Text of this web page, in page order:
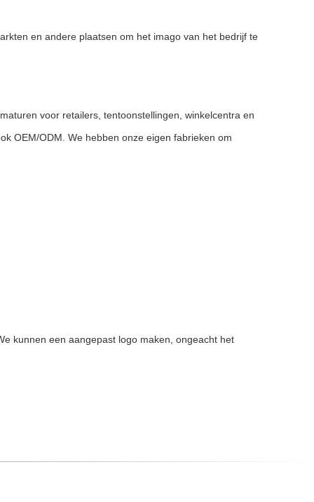
en andere plaatsen om het imago van het bedrijf te
voor retailers, tentoonstellingen, winkelcentra en
OEM/ODM. We hebben onze eigen fabrieken om
kunnen een aangepast logo maken, ongeacht het